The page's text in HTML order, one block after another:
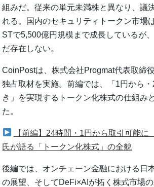
組みだ。従来の単元未満株と異なり、議
れる。国内のセキュリティトークン市場
STで5,500億円規模まで成長しているが
だ存在しない。
CoinPostは、株式会社Progmat代表取締
独占取材を実施。前編では、「1円から
き」を実現するトークン化株式の仕組み
た。
【前編】24時間・1円から取引可能
氏が語る「トークン化株式」の全貌
後編では、オンチェーン金融における日
の展望、そしてDeFi×AIが拓く株式市場の